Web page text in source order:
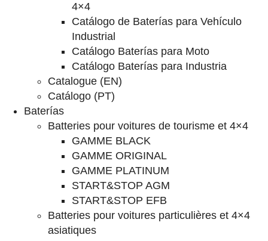
4×4
Catálogo de Baterías para Vehículo
Industrial
Catálogo Baterías para Moto
Catálogo Baterías para Industria
Catalogue (EN)
Catálogo (PT)
Baterías
Batteries pour voitures de tourisme et 4×4
GAMME BLACK
GAMME ORIGINAL
GAMME PLATINUM
START&STOP AGM
START&STOP EFB
Batteries pour voitures particulières et 4×4
asiatiques